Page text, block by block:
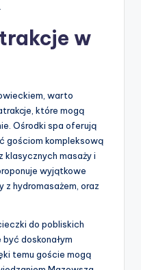
w
warto
które mogą
Ośrodki spa oferują
gościom kompleksową
klasycznych masaży i
wyjątkowe
z hydromasażem, oraz
do pobliskich
doskonałym
temu goście mogą